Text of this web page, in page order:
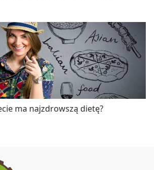
ma najzdrowszą dietę?